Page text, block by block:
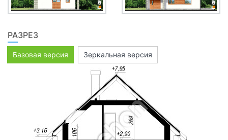
РАЗРЕЗ
Базовая версия Зеркальная версия